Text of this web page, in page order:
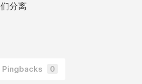
们分离
Pingbacks 0